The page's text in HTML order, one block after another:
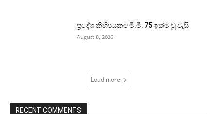
ප්‍රදේශ කිහිපයකට මි.මී. 75 ඉක්ම වූ වැසි
August 8, 2026
Load more
RECENT COMMENTS